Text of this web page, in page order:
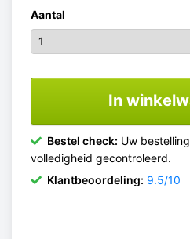
Aantal
In
Bestel check: Uw
volledigheid gecontroleerd.
Klantbeoordeling: 9.5/10